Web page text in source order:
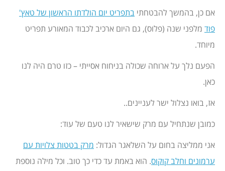
אם כן, בהמשך להבטחתי בתפריט יום הולדתו הראשון של טאץ'
פוד מלפני שנה (פלוס), גם היום ארכיב לכבוד המאורע תפריט
מיוחד.
הפעם נלך על ארוחה שכולה בניחוח אסייתי – כזו טרם היה לנו
כאן.
אז, בואו נצלול ישר לעניינים..
כמובן שנתחיל עם מרק שישאיר לנו טעם של עוד:
אני ממליצה בחום על השלאגר הגדול: מרק בטטות צלויות עם
ערמונים וחלב קוקוס. הוא באמת עד כדי כך טוב. וכל מילה נוספת